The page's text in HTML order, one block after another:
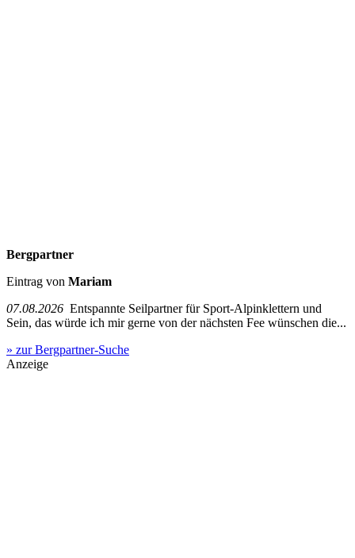
Bergpartner
Eintrag von Mariam
07.08.2026 Entspannte Seilpartner für Sport-Alpinklettern und
Sein, das würde ich mir gerne von der nächsten Fee wünschen die...
» zur Bergpartner-Suche
Anzeige